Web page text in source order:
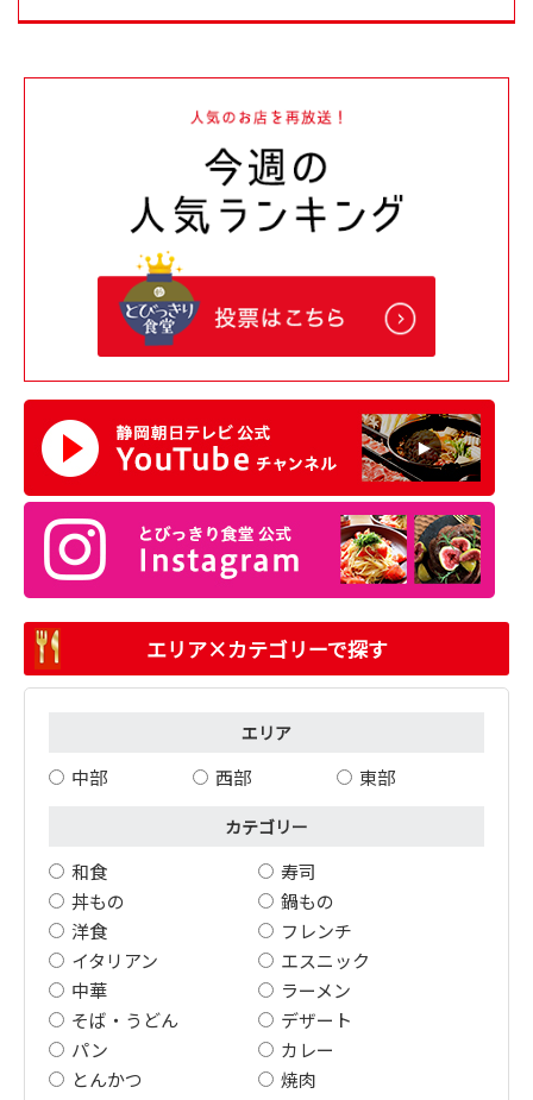
エリア×カテゴリーで探す
エリア
中部 西部 東部
カテゴリー
和食
寿司
丼もの
鍋もの
洋食
フレンチ
イタリアン
エスニック
中華
ラーメン
そば・うどん
デザート
パン
カレー
とんかつ
焼肉